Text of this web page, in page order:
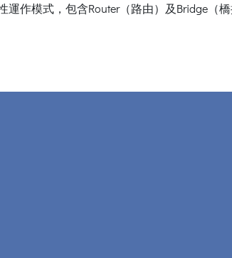
作模式，包含Router（路由）及Bridge